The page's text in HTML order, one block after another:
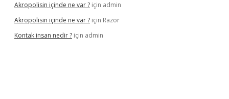
Akropolisin içinde ne var ? için admin
Akropolisin içinde ne var ? için Razor
Kontak insan nedir ? için admin